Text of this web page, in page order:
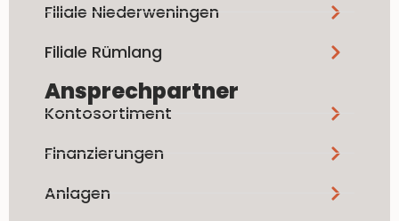
Filiale Niederweningen
Filiale Rümlang
Ansprechpartner
Kontosortiment
Finanzierungen
Anlagen